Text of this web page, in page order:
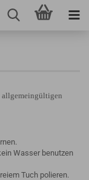
allgemeingültigen
Wasser benutzen
Tuch polieren.